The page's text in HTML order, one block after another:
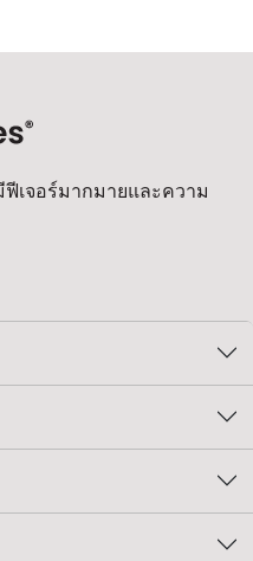
เจอร์มากมายและความ